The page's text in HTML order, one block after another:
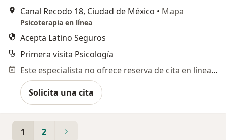
Canal Recodo 18, Ciudad de México • Mapa
Psicoterapia en línea
Acepta Latino Seguros
Primera visita Psicología
Este especialista no ofrece reserva de cita en línea en esta dirección.
Solicita una cita
1 2